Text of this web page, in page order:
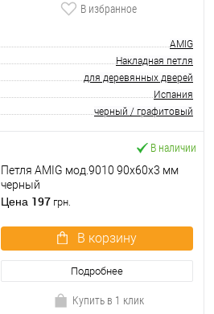
В избранное
AMIG
Накладная петля
для деревянных дверей
Испания
черный / графитовый
В наличии
Петля AMIG мод.9010 90x60x3 мм
черный
Цена 197 грн.
В корзину
Подробнее
Купить в 1 клик